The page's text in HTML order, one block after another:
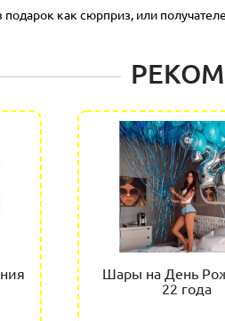
как сюрприз, или
Шары на День
22 года